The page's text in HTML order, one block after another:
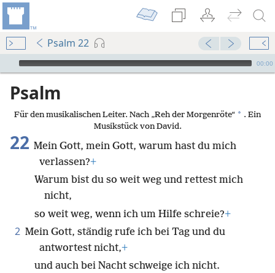
Psalm 22
Audio Player
00:00
Psalm
Für den musikalischen Leiter. Nach „Reh der Morgenröte“ * . Ein
Musikstück von David.
22 Mein Gott, mein Gott, warum hast du mich
verlassen?+
Warum bist du so weit weg und rettest mich
nicht,
so weit weg, wenn ich um Hilfe schreie?+
2 Mein Gott, ständig rufe ich bei Tag und du
antwortest nicht,+
und auch bei Nacht schweige ich nicht.